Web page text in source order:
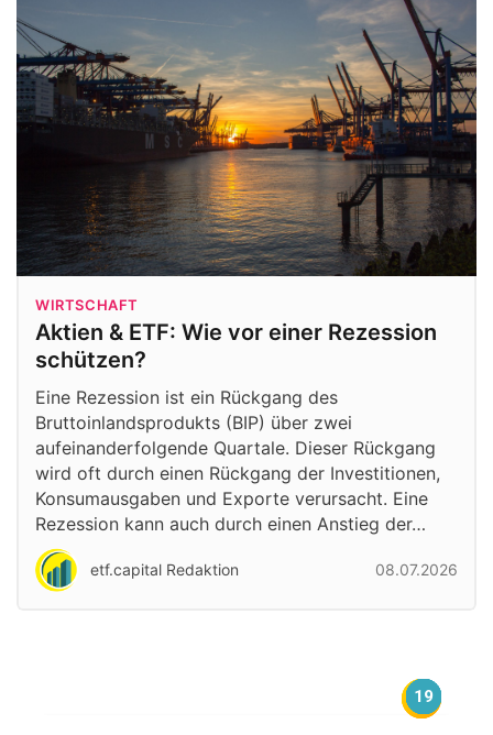
WIRTSCHAFT
Aktien & ETF: Wie vor einer Rezession
schützen?
Eine Rezession ist ein Rückgang des
Bruttoinlandsprodukts (BIP) über zwei
aufeinanderfolgende Quartale. Dieser Rückgang
wird oft durch einen Rückgang der Investitionen,
Konsumausgaben und Exporte verursacht. Eine
Rezession kann auch durch einen Anstieg der…
etf.capital Redaktion 08.07.2026